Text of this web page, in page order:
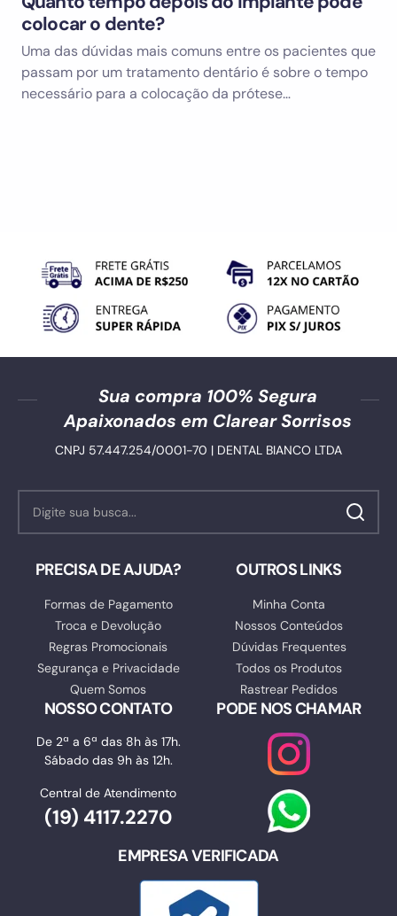
colocar o dente?
Uma das dúvidas mais comuns entre os pacientes que
passam por um tratamento dentário é sobre o tempo
necessário para a colocação da prótese…
Sua compra 100% Segura
Apaixonados em Clarear Sorrisos
CNPJ 57.447.254/0001-70 | DENTAL BIANCO LTDA
PRECISA DE AJUDA?
Formas de Pagamento
Troca e Devolução
Regras Promocionais
Segurança e Privacidade
Quem Somos
OUTROS LINKS
Minha Conta
Nossos Conteúdos
Dúvidas Frequentes
Todos os Produtos
Rastrear Pedidos
NOSSO CONTATO
De 2ª a 6ª das 8h às 17h.
Sábado das 9h às 12h.
Central de Atendimento
(19) 4117.2270
PODE NOS CHAMAR
EMPRESA VERIFICADA